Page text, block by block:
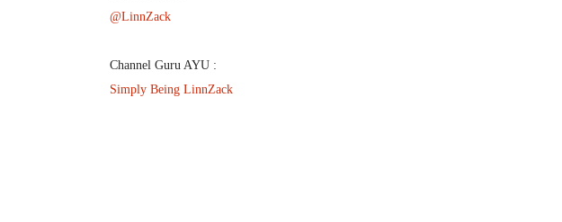
@LinnZack
Channel Guru AYU :
Simply Being LinnZack